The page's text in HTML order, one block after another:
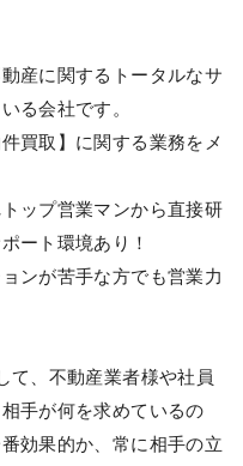
産に関するトータルなサ
る会社です。
買取】に関する業務をメ
ップ営業マンから直接研
ート環境あり！
ンが苦手な方でも営業力
て、不動産業者様や社員
手が何を求めているの
効果的か、常に相手の立